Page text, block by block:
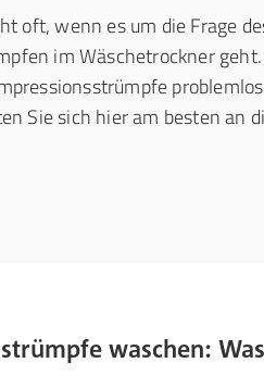
oft, wenn es um die Frage
im Wäschetrockner
Sie sich hier am besten an
waschen: